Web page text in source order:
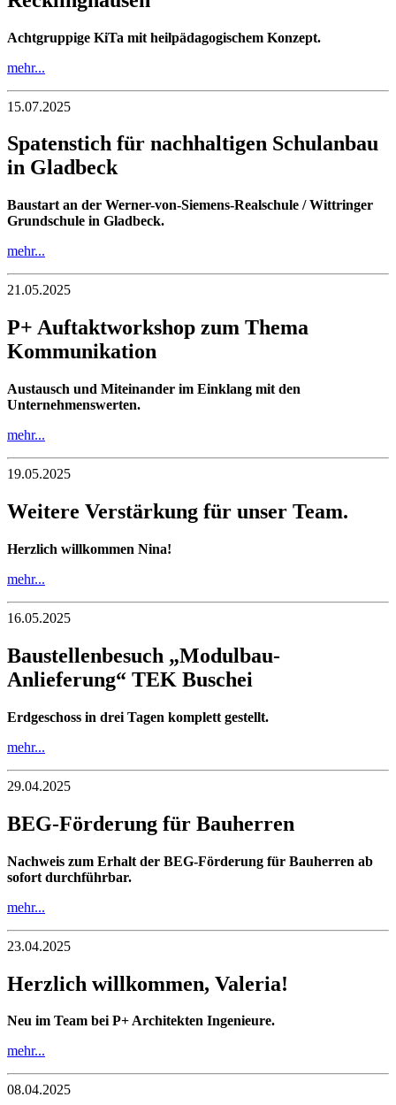
Achtgruppige KiTa mit heilpädagogischem Konzept.
mehr...
15.07.2025
Spatenstich für nachhaltigen Schulanbau
in Gladbeck
Baustart an der Werner-von-Siemens-Realschule / Wittringer
Grundschule in Gladbeck.
mehr...
21.05.2025
P+ Auftaktworkshop zum Thema
Kommunikation
Austausch und Miteinander im Einklang mit den
Unternehmenswerten.
mehr...
19.05.2025
Weitere Verstärkung für unser Team.
Herzlich willkommen Nina!
mehr...
16.05.2025
Baustellenbesuch „Modulbau-
Anlieferung“ TEK Buschei
Erdgeschoss in drei Tagen komplett gestellt.
mehr...
29.04.2025
BEG-Förderung für Bauherren
Nachweis zum Erhalt der BEG-Förderung für Bauherren ab
sofort durchführbar.
mehr...
23.04.2025
Herzlich willkommen, Valeria!
Neu im Team bei P+ Architekten Ingenieure.
mehr...
08.04.2025